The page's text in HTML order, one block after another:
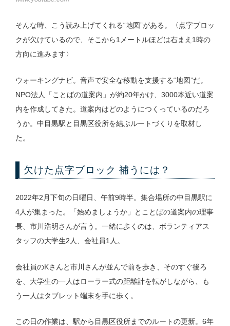
そんな時、こう読み上げてくれる“地図”がある。〈点字ブロッ
クが欠けているので、そこから1メートルほどは右まえ1時の
方向に進みます〉
ウォーキングナビ。音声で安全な移動を支援する“地図”だ。
NPO法人「ことばの道案内」が約20年かけ、3000本近い道案
内を作成してきた。道案内はどのようにつくっているのだろ
うか。中目黒駅と目黒区役所を結ぶルートづくりを取材し
た。
欠けた点字ブロック 補うには？
2022年2月下旬の日曜日、午前9時半。集合場所の中目黒駅に
4人が集まった。「始めましょうか」とことばの道案内の理事
長、市川浩明さんが言う。一緒に歩くのは、ボランティアス
タッフの大学生2人、会社員1人。
会社員のKさんと市川さんが並んで前を歩き、そのすぐ後ろ
を、大学生の一人はローラー式の距離計を転がしながら、も
う一人はタブレット端末を手に歩く。
この日の作業は、駅から目黒区役所までのルートの更新。6年